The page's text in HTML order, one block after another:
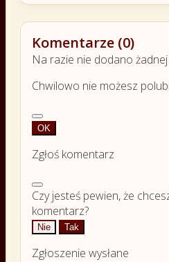
Komentarze (0)
Na razie nie dodano
Chwilowo nie możesz
OK
Zgłoś komentarz
Czy jesteś pewien, że
komentarz?
Nie Tak
Zgłoszenie wysłane